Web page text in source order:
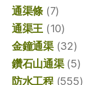
通渠條 (7)
通渠王 (10)
金鐘通渠(32)
鑽石山通渠(5)
防水工程(555)